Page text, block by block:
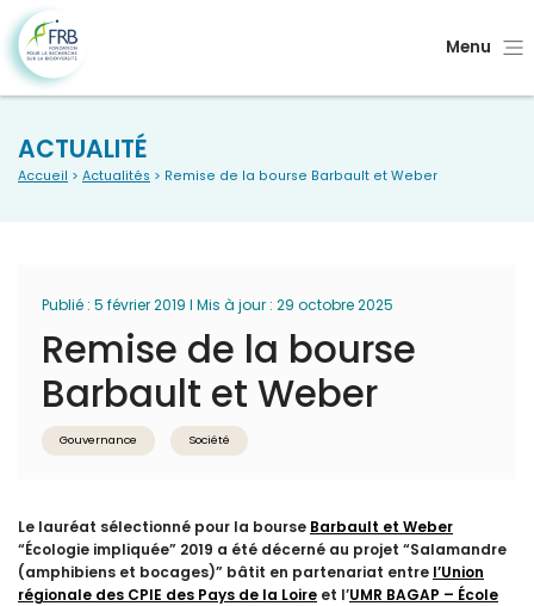
Menu
ACTUALITÉ
Accueil > Actualités > Remise de la bourse Barbault et Weber
Publié : 5 février 2019 I Mis à jour : 29 octobre 2025
Remise de la bourse
Barbault et Weber
Gouvernance Société
Le lauréat sélectionné pour la bourse Barbault et Weber
“Écologie impliquée” 2019 a été décerné au projet “Salamandre
(amphibiens et bocages)” bâtit en partenariat entre l’Union
régionale des CPIE des Pays de la Loire et l’UMR BAGAP – École